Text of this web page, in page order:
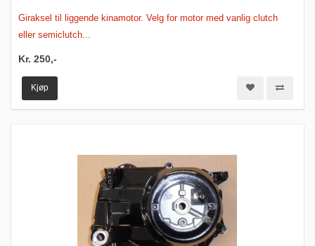
Giraksel til liggende kinamotor. Velg for motor med vanlig clutch
eller semiclutch...
Kr. 250,-
Kjøp